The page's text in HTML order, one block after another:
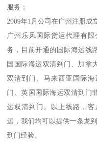
服务；
2009年1月公司在广州注册成
广州乐风国际货运代理有
务，目前开通的国际海运线
国国际海运双清到门、加拿
双清到门、马来西亚国际
门、英国国际海运双清到门
运双清到门。以上线路，
运，我们均可以提供一条龙
到门经验。